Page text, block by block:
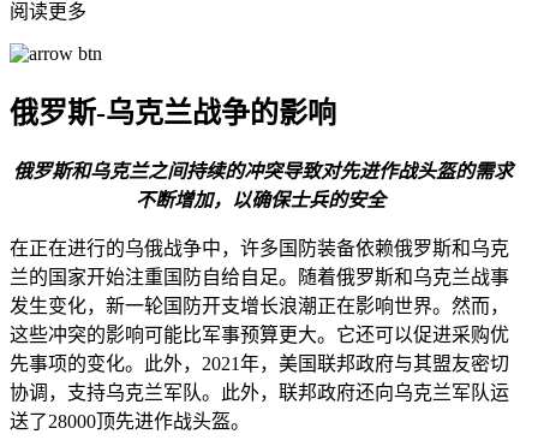
阅读更多
俄罗斯-乌克兰战争的影响
俄罗斯和乌克兰之间持续的冲突导致对先进作战头盔的需求
不断增加，以确保士兵的安全
在正在进行的乌俄战争中，许多国防装备依赖俄罗斯和乌克
兰的国家开始注重国防自给自足。随着俄罗斯和乌克兰战事
发生变化，新一轮国防开支增长浪潮正在影响世界。然而，
这些冲突的影响可能比军事预算更大。它还可以促进采购优
先事项的变化。此外，2021年，美国联邦政府与其盟友密切
协调，支持乌克兰军队。此外，联邦政府还向乌克兰军队运
送了28000顶先进作战头盔。